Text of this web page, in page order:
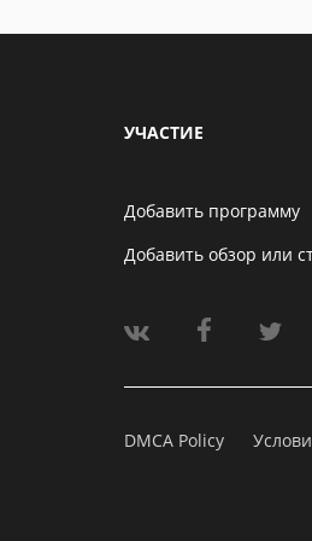
УЧАСТИЕ
Добавить программу
Добавить обзор или
DMCA Policy